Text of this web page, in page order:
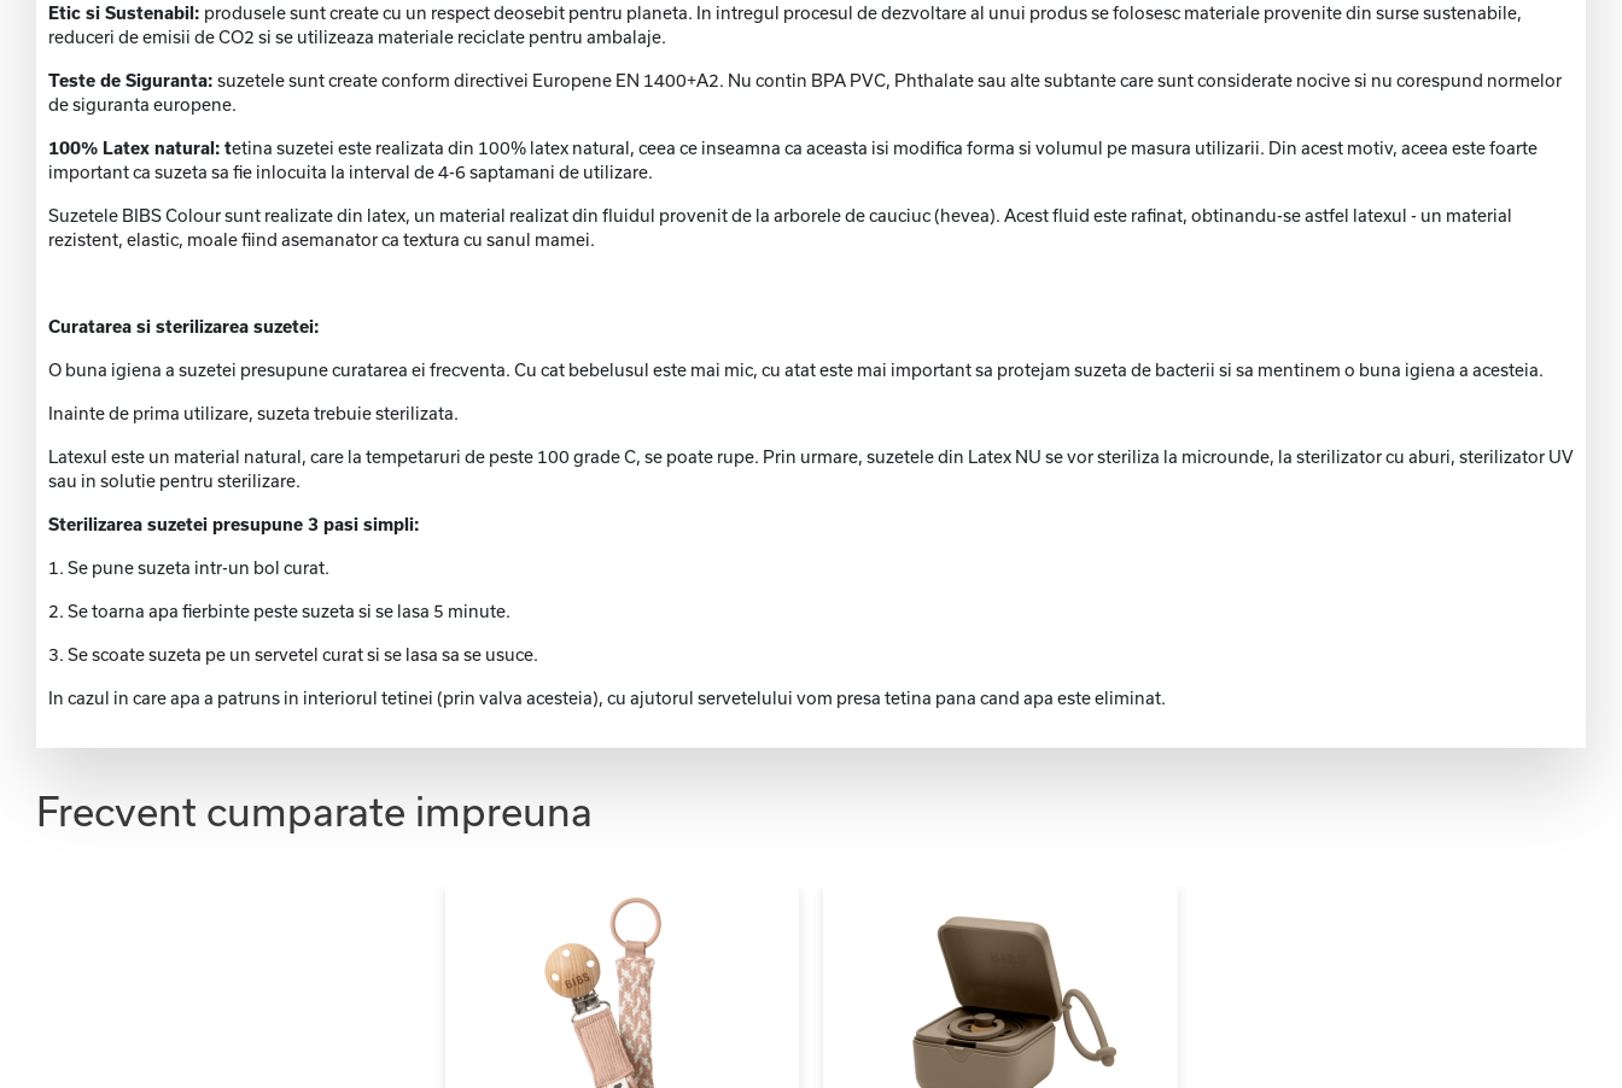
Etic si Sustenabil: produsele sunt create cu un respect deosebit pentru planeta. In intregul procesul de dezvoltare al unui produs se folosesc materiale provenite din surse sustenabile,
reduceri de emisii de CO2 si se utilizeaza materiale reciclate pentru ambalaje.
Teste de Siguranta: suzetele sunt create conform directivei Europene EN 1400+A2. Nu contin BPA PVC, Phthalate sau alte subtante care sunt considerate nocive si nu corespund normelor
de siguranta europene.
100% Latex natural: tetina suzetei este realizata din 100% latex natural, ceea ce inseamna ca aceasta isi modifica forma si volumul pe masura utilizarii. Din acest motiv, aceea este foarte
important ca suzeta sa fie inlocuita la interval de 4-6 saptamani de utilizare.
Suzetele BIBS Colour sunt realizate din latex, un material realizat din fluidul provenit de la arborele de cauciuc (hevea). Acest fluid este rafinat, obtinandu-se astfel latexul - un material
rezistent, elastic, moale fiind asemanator ca textura cu sanul mamei.
Curatarea si sterilizarea suzetei:
O buna igiena a suzetei presupune curatarea ei frecventa. Cu cat bebelusul este mai mic, cu atat este mai important sa protejam suzeta de bacterii si sa mentinem o buna igiena a acesteia.
Inainte de prima utilizare, suzeta trebuie sterilizata.
Latexul este un material natural, care la tempetaruri de peste 100 grade C, se poate rupe. Prin urmare, suzetele din Latex NU se vor steriliza la microunde, la sterilizator cu aburi, sterilizator UV
sau in solutie pentru sterilizare.
Sterilizarea suzetei presupune 3 pasi simpli:
1. Se pune suzeta intr-un bol curat.
2. Se toarna apa fierbinte peste suzeta si se lasa 5 minute.
3. Se scoate suzeta pe un servetel curat si se lasa sa se usuce.
In cazul in care apa a patruns in interiorul tetinei (prin valva acesteia), cu ajutorul servetelului vom presa tetina pana cand apa este eliminat.
Frecvent cumparate impreuna